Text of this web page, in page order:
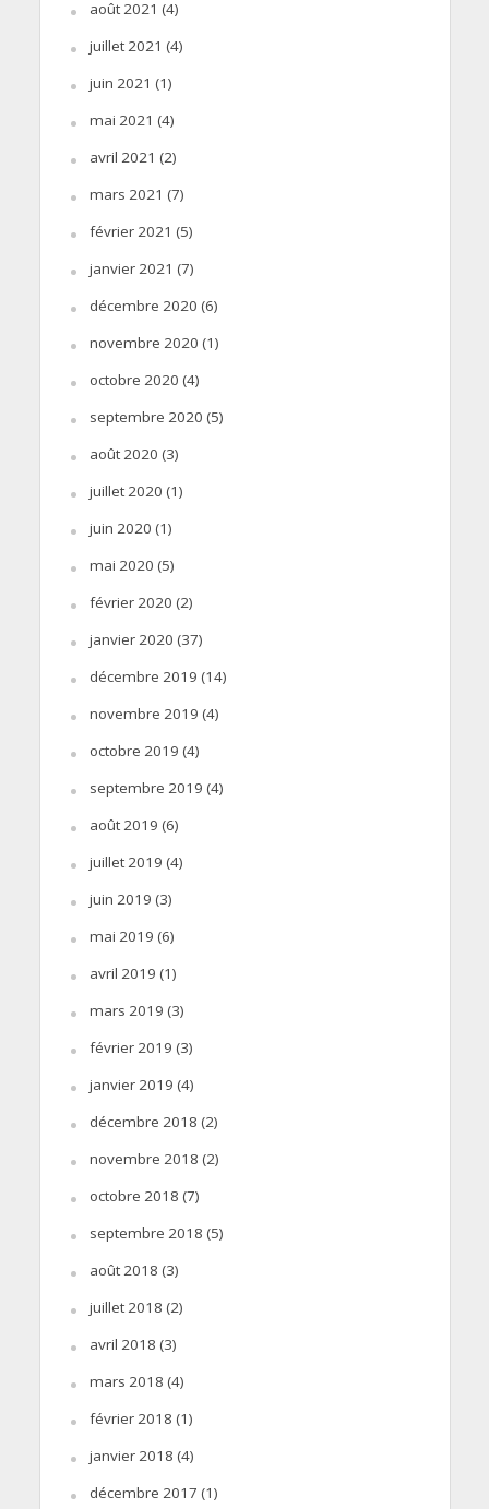
août 2021 (4)
juillet 2021 (4)
juin 2021 (1)
mai 2021 (4)
avril 2021 (2)
mars 2021 (7)
février 2021 (5)
janvier 2021 (7)
décembre 2020 (6)
novembre 2020 (1)
octobre 2020 (4)
septembre 2020 (5)
août 2020 (3)
juillet 2020 (1)
juin 2020 (1)
mai 2020 (5)
février 2020 (2)
janvier 2020 (37)
décembre 2019 (14)
novembre 2019 (4)
octobre 2019 (4)
septembre 2019 (4)
août 2019 (6)
juillet 2019 (4)
juin 2019 (3)
mai 2019 (6)
avril 2019 (1)
mars 2019 (3)
février 2019 (3)
janvier 2019 (4)
décembre 2018 (2)
novembre 2018 (2)
octobre 2018 (7)
septembre 2018 (5)
août 2018 (3)
juillet 2018 (2)
avril 2018 (3)
mars 2018 (4)
février 2018 (1)
janvier 2018 (4)
décembre 2017 (1)